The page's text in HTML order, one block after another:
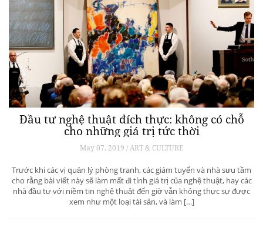
Đầu tư nghệ thuật đích thực: không có chỗ
cho những giá trị tức thời
May 07, 2019 / ART & CULTURE
Trước khi các vị quản lý phòng tranh, các giám tuyển và nhà sưu tầm
cho rằng bài viết này sẽ làm mất đi tính giá trị của nghệ thuật, hay các
nhà đầu tư với niềm tin nghệ thuật đến giờ vẫn không thực sự được
xem như một loại tài sản, và làm […]